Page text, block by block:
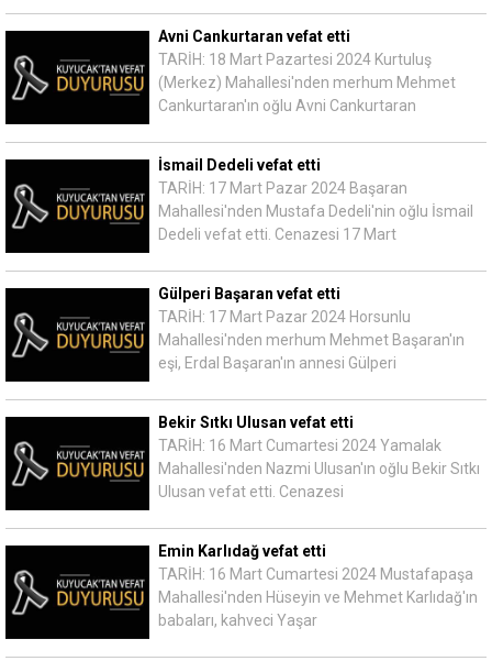
Avni Cankurtaran vefat etti
TARİH: 18 Mart Pazartesi 2024 Kurtuluş
(Merkez) Mahallesi'nden merhum Mehmet
Cankurtaran'ın oğlu Avni Cankurtaran
İsmail Dedeli vefat etti
TARİH: 17 Mart Pazar 2024 Başaran
Mahallesi'nden Mustafa Dedeli'nin oğlu İsmail
Dedeli vefat etti. Cenazesi 17 Mart
Gülperi Başaran vefat etti
TARİH: 17 Mart Pazar 2024 Horsunlu
Mahallesi'nden merhum Mehmet Başaran'ın
eşi, Erdal Başaran'ın annesi Gülperi
Bekir Sıtkı Ulusan vefat etti
TARİH: 16 Mart Cumartesi 2024 Yamalak
Mahallesi'nden Nazmi Ulusan'ın oğlu Bekir Sıtkı
Ulusan vefat etti. Cenazesi
Emin Karlıdağ vefat etti
TARİH: 16 Mart Cumartesi 2024 Mustafapaşa
Mahallesi'nden Hüseyin ve Mehmet Karlıdağ'ın
babaları, kahveci Yaşar